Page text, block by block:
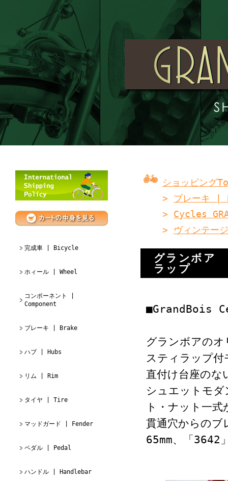
完成車 | Bicycle
ホィール | Wheel
コンポーネント |
Component
ブレーキ | Brake
ハブ | Hubs
リム | Rim
タイヤ | Tire
マッドガード | Fender
ペダル | Pedal
ハンドル | Handlebar
ショッピング
> ブレーキ |
> Cycles
> ヴィンテー
グランボア
ラップ
■GrandBois
グランボアの
スティラップ付
直付け台座のな
シュエットモ
ト・ナット一
貫通穴からのブ
65mm、「3642